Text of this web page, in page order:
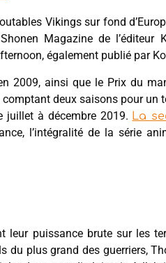
Vikings sur fond
Magazine de l’éditeur
également publié par
2009, ainsi que le Prix du
deux saisons pour un
juillet à décembre 2019. La
l’intégralité de la série
puissance brute sur les
du plus grand des guerriers,